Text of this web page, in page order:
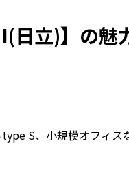
日立)】の魅
S、小規模オフィス